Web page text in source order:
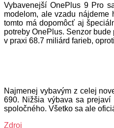
Vybavenejší OnePlus 9 Pro
modelom, ale vzadu nájdeme
tomto má dopomôcť aj
potreby OnePlus. Senzor
v praxi 68.7 miliárd farieb,
Najmenej vybavým z celej
690. Nižšia výbava sa
spoločného. Všetko sa ale
Zdroj